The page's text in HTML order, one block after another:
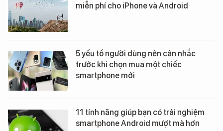
miễn phí cho iPhone và Android
5 yếu tố người dùng nên cân nhắc
trước khi chọn mua một chiếc
smartphone mới
11 tính năng giúp bạn có trải nghiệm
smartphone Android mượt mà hơn